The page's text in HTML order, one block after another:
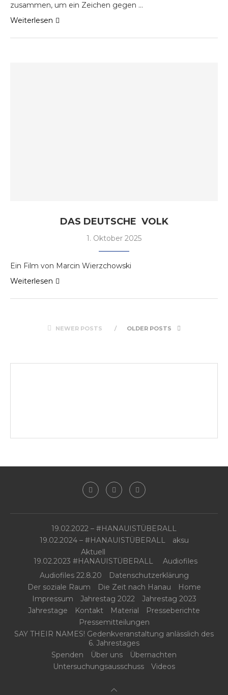
zusammen, um ein Zeichen gegen …
Weiterlesen
DAS DEUTSCHE VOLK
1. Oktober 2025
Ein Film von Marcin Wierzchowski
Weiterlesen
NEWER POSTS OLDER POSTS
19.02.2022 – #HANAUISTÜBERALL
19.02.2024 – #HANAUISTÜBERALL
aksu
Aktuell
19.02.2023 #HANAUISTÜBERALL
Audiofiles
Audiofiles 22.8.20
Datenschutzerklärung
Der soziale Raum
Die Zeit nach Hanau
Home
Impressum
Jahrestag 2022
Jahrestag 2023
Jahrestage
Kontakt Material
Presseberichte
Pressemitteilungen
SAY THEIR NAMES! Gedenkveranstaltung anlässlich des
6. Jahrestages
Spenden
Über uns
Übernachten
Untersuchungsausschuss
Videos